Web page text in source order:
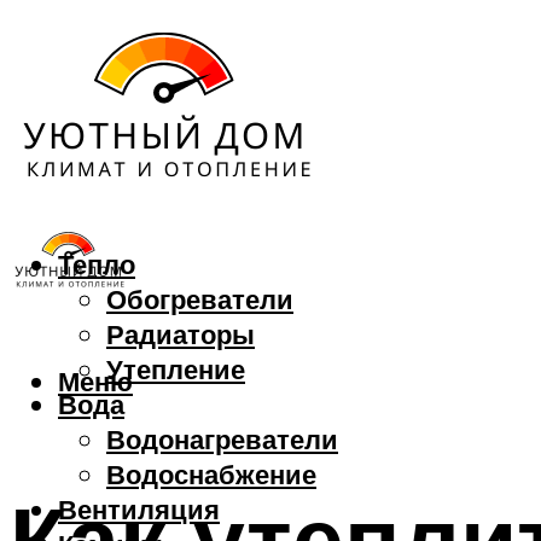
Тепло
Обогреватели
Радиаторы
Утепление
Вода
Водонагреватели
Водоснабжение
Вентиляция
Меню